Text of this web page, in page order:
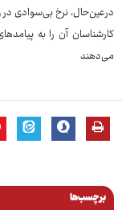
کارشناسان آن را به
می‌دهند
برچسب‌ها